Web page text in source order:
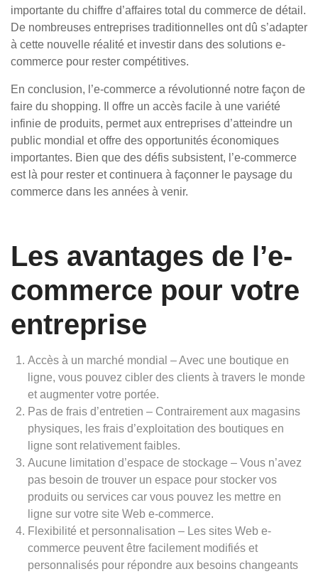
importante du chiffre d’affaires total du commerce de détail.
De nombreuses entreprises traditionnelles ont dû s’adapter
à cette nouvelle réalité et investir dans des solutions e-
commerce pour rester compétitives.
En conclusion, l’e-commerce a révolutionné notre façon de
faire du shopping. Il offre un accès facile à une variété
infinie de produits, permet aux entreprises d’atteindre un
public mondial et offre des opportunités économiques
importantes. Bien que des défis subsistent, l’e-commerce
est là pour rester et continuera à façonner le paysage du
commerce dans les années à venir.
Les avantages de l’e-
commerce pour votre
entreprise
Accès à un marché mondial – Avec une boutique en
ligne, vous pouvez cibler des clients à travers le monde
et augmenter votre portée.
Pas de frais d’entretien – Contrairement aux magasins
physiques, les frais d’exploitation des boutiques en
ligne sont relativement faibles.
Aucune limitation d’espace de stockage – Vous n’avez
pas besoin de trouver un espace pour stocker vos
produits ou services car vous pouvez les mettre en
ligne sur votre site Web e-commerce.
Flexibilité et personnalisation – Les sites Web e-
commerce peuvent être facilement modifiés et
personnalisés pour répondre aux besoins changeants